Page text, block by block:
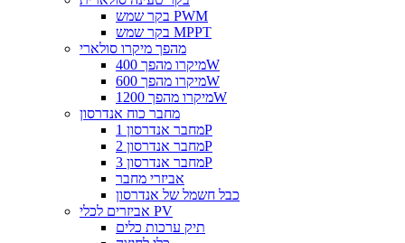
בקר שמש PWM
בקר שמש MPPT
מהפך מיקרו סולארי
מיקרו מהפך 400W
מיקרו מהפך 600W
מיקרו מהפך 1200W
מחבר כוח אנדרסון
מחבר אנדרסון 1P
מחבר אנדרסון 2P
מחבר אנדרסון 3P
אביזרי מחבר
כבל חשמל של אנדרסון
אביזרים לכלי PV
תיק ערכות כלים